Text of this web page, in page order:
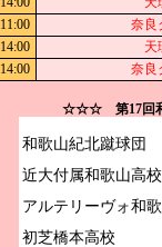
11:00
奈良
14:00
天
14:00 奈良
☆☆☆ 第17回
和歌山紀北蹴球団
近大付属和歌山高校
アルテリーヴォ和